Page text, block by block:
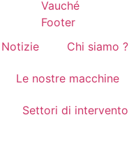
Notizie Chi siamo ?
Le nostre macchine
Settori di intervento